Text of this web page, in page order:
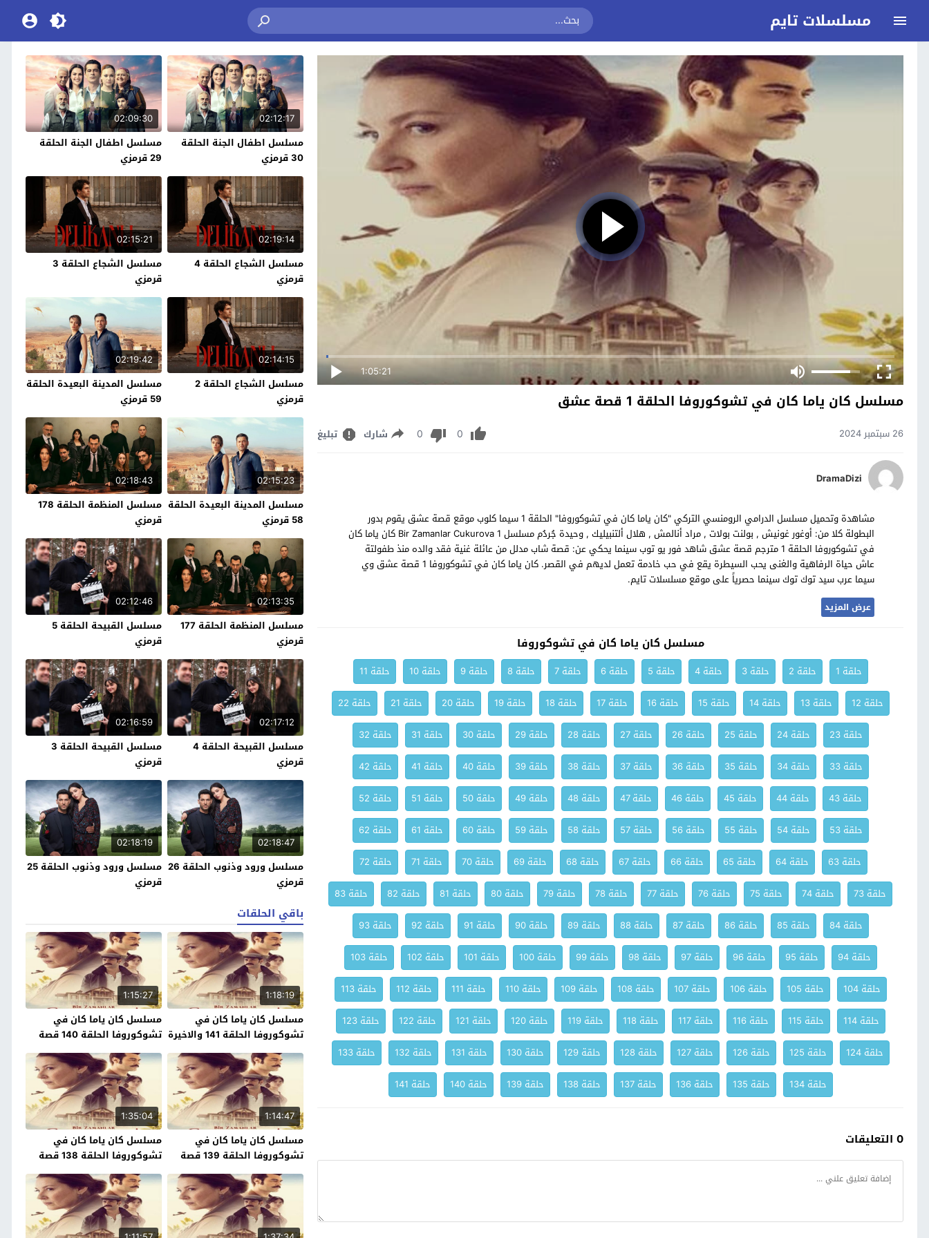
مسلسلات تايم
1:05:21
مسلسل كان ياما كان في تشوكوروفا الحلقة 1 قصة عشق
26 سبتمبر 2024 0
0 شارك تبليغ
DramaDizi
مشاهدة وتحميل مسلسل الدرامي الرومنسي التركي "كان ياما كان في تشوكوروفا" الحلقة 1 سيما كلوب موقع قصة عشق يقوم بدور
البطولة كلا من: أوغور غونيش , بولنت بولات , مراد أنالمش , هلال ألتنبيليك , وحيدة جُردُم مسلسل Bir Zamanlar Cukurova 1 كان ياما كان
في تشوكوروفا الحلقة 1 مترجم قصة عشق شاهد فور يو توب سينما يحكي عن: قصة شاب مدلل من عائلة غنية فقد والده منذ طفولتة
عاش حياة الرفاهية والغنى يحب السيطرة يقع في حب خادمة تعمل لديهم في القصر. كان ياما كان في تشوكوروفا 1 قصة عشق وي
سيما عرب سيد توك توك سينما حصرياً على موقع مسلسلات تايم.
عرض المزيد
مسلسل كان ياما كان في تشوكوروفا
حلقة 1 حلقة 2 حلقة 3 حلقة 4 حلقة 5 حلقة 6 حلقة 7 حلقة 8 حلقة 9 حلقة 10
حلقة 11
حلقة 12
حلقة 13 حلقة 14 حلقة 15 حلقة 16 حلقة 17 حلقة 18 حلقة 19 حلقة 20 حلقة 21
حلقة 22
حلقة 23
حلقة 24 حلقة 25 حلقة 26 حلقة 27 حلقة 28 حلقة 29 حلقة 30 حلقة 31
حلقة 32
حلقة 33
حلقة 34 حلقة 35 حلقة 36 حلقة 37 حلقة 38 حلقة 39 حلقة 40 حلقة 41
حلقة 42
حلقة 43
حلقة 44 حلقة 45 حلقة 46 حلقة 47 حلقة 48 حلقة 49 حلقة 50 حلقة 51
حلقة 52
حلقة 53
حلقة 54 حلقة 55 حلقة 56 حلقة 57 حلقة 58 حلقة 59 حلقة 60 حلقة 61
حلقة 62
حلقة 63
حلقة 64 حلقة 65 حلقة 66 حلقة 67 حلقة 68 حلقة 69 حلقة 70 حلقة 71
حلقة 72
حلقة 73
حلقة 74 حلقة 75 حلقة 76 حلقة 77 حلقة 78 حلقة 79 حلقة 80 حلقة 81 حلقة 82
حلقة 83
حلقة 84
حلقة 85 حلقة 86 حلقة 87 حلقة 88 حلقة 89 حلقة 90 حلقة 91 حلقة 92
حلقة 93
حلقة 94
حلقة 95 حلقة 96 حلقة 97 حلقة 98 حلقة 99 حلقة 100 حلقة 101 حلقة 102
حلقة 103
حلقة 104
حلقة 105 حلقة 106 حلقة 107 حلقة 108 حلقة 109 حلقة 110 حلقة 111 حلقة 112
حلقة 113
حلقة 114
حلقة 115 حلقة 116 حلقة 117 حلقة 118 حلقة 119 حلقة 120 حلقة 121 حلقة 122
حلقة 123
حلقة 124
حلقة 125 حلقة 126 حلقة 127 حلقة 128 حلقة 129 حلقة 130 حلقة 131 حلقة 132
حلقة 133
حلقة 134
حلقة 135 حلقة 136 حلقة 137 حلقة 138 حلقة 139 حلقة 140 حلقة 141
0 التعليقات
02:12:17
مسلسل اطفال الجنة الحلقة
30 قرمزي
02:09:30
مسلسل اطفال الجنة الحلقة
29 قرمزي
02:19:14
مسلسل الشجاع الحلقة 4
قرمزي
02:15:21
مسلسل الشجاع الحلقة 3
قرمزي
02:14:15
مسلسل الشجاع الحلقة 2
قرمزي
02:19:42
مسلسل المدينة البعيدة الحلقة
59 قرمزي
02:15:23
مسلسل المدينة البعيدة الحلقة
58 قرمزي
02:18:43
مسلسل المنظمة الحلقة 178
قرمزي
02:13:35
مسلسل المنظمة الحلقة 177
قرمزي
02:12:46
مسلسل القبيحة الحلقة 5
قرمزي
02:17:12
مسلسل القبيحة الحلقة 4
قرمزي
02:16:59
مسلسل القبيحة الحلقة 3
قرمزي
02:18:47
مسلسل ورود وذنوب الحلقة 26
قرمزي
02:18:19
مسلسل ورود وذنوب الحلقة 25
قرمزي
باقي الحلقات
1:18:19
مسلسل كان ياما كان في
تشوكوروفا الحلقة 141 والاخيرة
قصة عشق
1:15:27
مسلسل كان ياما كان في
تشوكوروفا الحلقة 140 قصة
عشق
1:14:47
مسلسل كان ياما كان في
تشوكوروفا الحلقة 139 قصة
عشق
1:35:04
مسلسل كان ياما كان في
تشوكوروفا الحلقة 138 قصة
عشق